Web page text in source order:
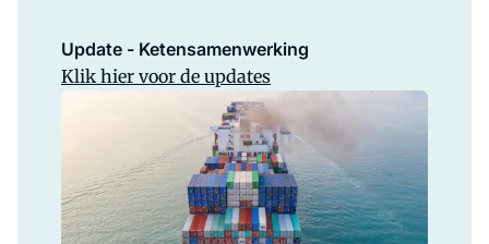
Update - Ketensamenwerking
Klik hier voor de updates